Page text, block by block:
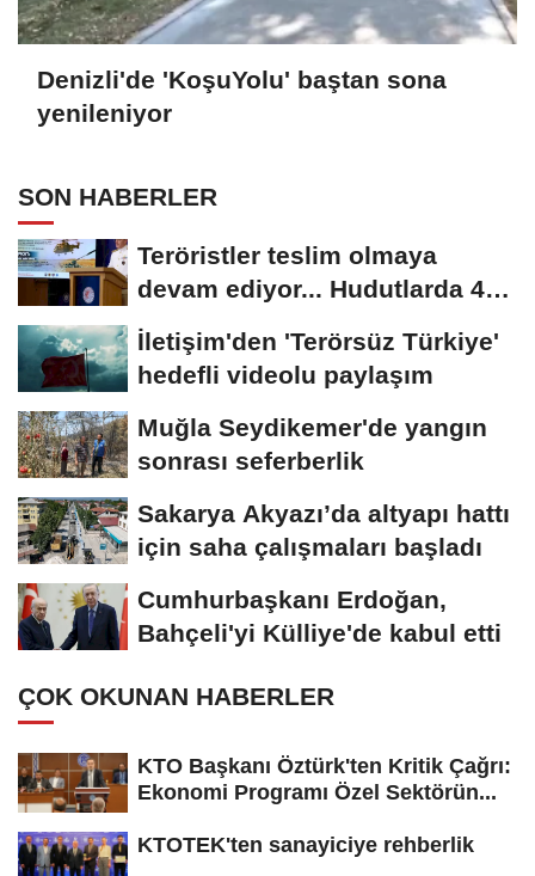
Denizli'de 'KoşuYolu' baştan sona
yenileniyor
SON HABERLER
Teröristler teslim olmaya
devam ediyor... Hudutlarda 490
kişi yakalandı
İletişim'den 'Terörsüz Türkiye'
hedefli videolu paylaşım
Muğla Seydikemer'de yangın
sonrası seferberlik
Sakarya Akyazı’da altyapı hattı
için saha çalışmaları başladı
Cumhurbaşkanı Erdoğan,
Bahçeli'yi Külliye'de kabul etti
ÇOK OKUNAN HABERLER
KTO Başkanı Öztürk'ten Kritik Çağrı:
Ekonomi Programı Özel Sektörün...
KTOTEK'ten sanayiciye rehberlik